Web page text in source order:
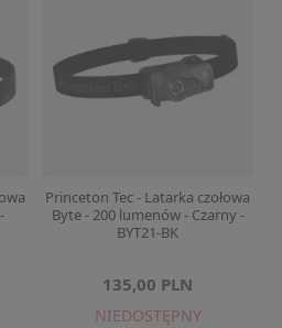
Princeton Tec - Latarka czołowa
Byte - 200 lumenów - Czarny -
BYT21-BK
135,00 PLN
NIEDOSTĘPNY